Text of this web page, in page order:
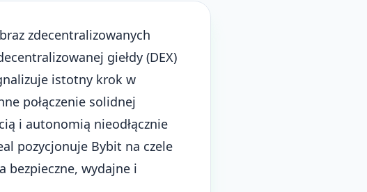
zdecentralizowanych
giełdy (DEX)
istotny krok w
połączenie solidnej
i autonomią nieodłącznie
pozycjonuje Bybit na czele
bezpieczne, wydajne i